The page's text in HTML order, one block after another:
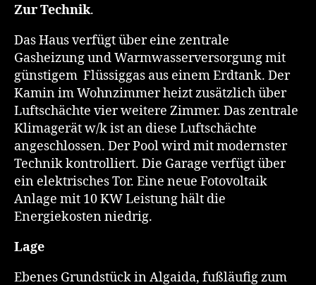
Zur Technik.
Das Haus verfügt über eine zentrale
Gasheizung und Warmwasserversorgung mit
günstigem Flüssiggas aus einem Erdtank. Der
Kamin im Wohnzimmer heizt zusätzlich über
Luftschächte vier weitere Zimmer. Das zentrale
Klimagerät w/k ist an diese Luftschächte
angeschlossen. Der Pool wird mit modernster
Technik kontrolliert. Die Garage verfügt über
ein elektrisches Tor. Eine neue Fotovoltaik
Anlage mit 10 KW Leistung hält die
Energiekosten niedrig.
Lage
Ebenes Grundstück in Algaida, fußläufig zum